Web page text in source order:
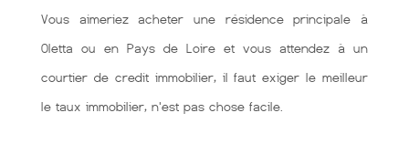
Vous aimeriez acheter une résidence principale à
Oletta ou en Pays de Loire et vous attendez à un
courtier de credit immobilier, il faut exiger le meilleur
le taux immobilier, n'est pas chose facile.